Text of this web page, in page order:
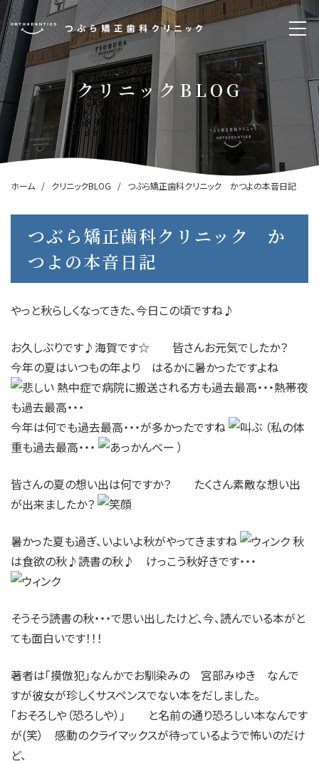
クリニックBLOG
ホーム クリニックBLOG つぶら矯正歯科クリニック かつよの本音日記
つぶら矯正歯科クリニック か
つよの本音日記
やっと秋らしくなってきた、今日この頃ですね♪
お久しぶりです♪海賀です☆ 皆さんお元気でしたか？
今年の夏はいつもの年より はるかに暑かったですよね
熱中症で病院に搬送される方も過去最高・・・熱帯夜
も過去最高・・・
今年は何でも過去最高・・・が多かったですね
（私の体
重も過去最高・・・
）
皆さんの夏の想い出は何ですか？ たくさん素敵な想い出
が出来ましたか？
暑かった夏も過ぎ、いよいよ秋がやってきますね
秋
は食欲の秋♪読書の秋♪ けっこう秋好きです・・・
そうそう読書の秋・・・で思い出したけど、今、読んでいる本がと
ても面白いです！！！
著者は「摸倣犯」なんかでお馴染みの 宮部みゆき なんで
すが彼女が珍しくサスペンスでない本をだしました。
「おそろしや（恐ろしや）」 と名前の通り恐ろしい本なんです
が(笑） 感動のクライマックスが待っているようで怖いのだけ
ど、